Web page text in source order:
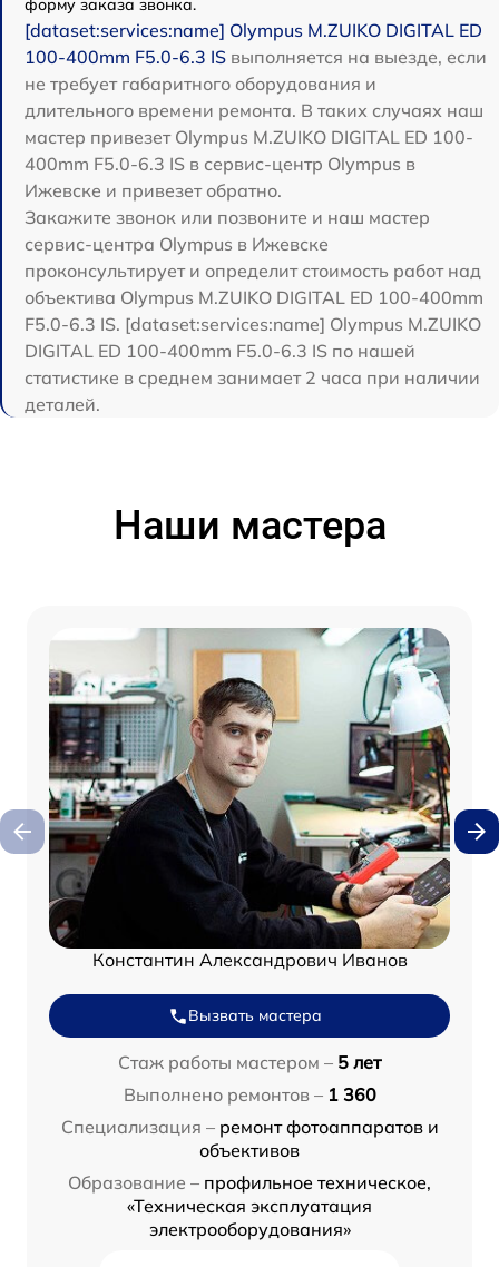
форму заказа звонка.
[dataset:services:name] Olympus M.ZUIKO DIGITAL ED
100-400mm F5.0-6.3 IS выполняется на выезде, если
не требует габаритного оборудования и
длительного времени ремонта. В таких случаях наш
мастер привезет Olympus M.ZUIKO DIGITAL ED 100-
400mm F5.0-6.3 IS в сервис-центр Olympus в
Ижевске и привезет обратно.
Закажите звонок или позвоните и наш мастер
сервис-центра Olympus в Ижевске
проконсультирует и определит стоимость работ над
объектива Olympus M.ZUIKO DIGITAL ED 100-400mm
F5.0-6.3 IS. [dataset:services:name] Olympus M.ZUIKO
DIGITAL ED 100-400mm F5.0-6.3 IS по нашей
статистике в среднем занимает 2 часа при наличии
деталей.
Наши мастера
Константин Александрович Иванов
Вызвать мастера
Стаж работы мастером – 5 лет
Выполнено ремонтов – 1 360
Специализация – ремонт фотоаппаратов и
объективов
Образование – профильное техническое,
«Техническая эксплуатация
электрооборудования»